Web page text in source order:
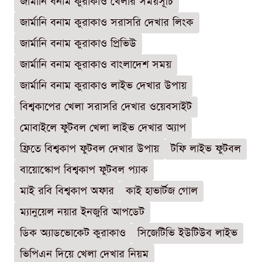
জার্মানি বনাম কুরাকাও সরাসরি দেখার লিংক
জার্মানি বনাম কুরাকাও প্রিভিউ
জার্মানি বনাম কুরাকাও বাংলাদেশ সময়
জার্মানি বনাম কুরাকাও লাইভ দেখার উপায়
বিশ্বকাপের খেলা সরাসরি দেখার ওয়েবসাইট
মোবাইলে ফুটবল খেলা লাইভ দেখার অ্যাপ
ফ্রিতে বিশ্বকাপ ফুটবল দেখার উপায়
টফি লাইভ ফুটবল
বায়োস্কোপ বিশ্বকাপ ফুটবল প্যাক
মাই রবি বিশ্বকাপ অফার
কাই হাভার্টজ গোল
ম্যানুয়েল নয়ার ইনজুরি আপডেট
ডিক অ্যাডভোকেট কুরাকাও
সিজেটিভি ইউটিউব লাইভ
ভিপিএন দিয়ে খেলা দেখার নিয়ম